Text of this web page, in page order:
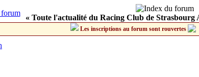
« Toute l'actualité du Racing Club de Strasbourg
Les inscriptions au forum sont rouvertes